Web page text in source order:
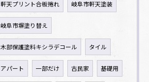
軒天プリント合板捲れ 岐阜市軒天塗装
岐阜市塀塗り替え
木部保護塗料キシラデコール タイル
アパート 一部だけ 古民家 基礎用